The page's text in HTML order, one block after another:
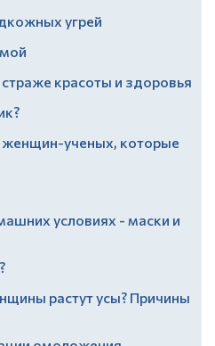
угрей
красоты и здоровья
женщин-ученых, которые
условиях - маски и
растут усы? Причины